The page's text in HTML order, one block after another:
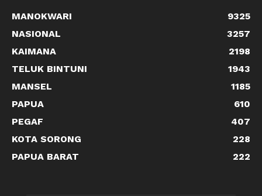
MANOKWARI
9325
NASIONAL
3257
KAIMANA
2198
TELUK BINTUNI
1943
MANSEL
1185
PAPUA
610
PEGAF
407
KOTA SORONG
228
PAPUA BARAT
222